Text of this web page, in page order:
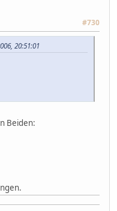
#730
20:51:01
Beiden: